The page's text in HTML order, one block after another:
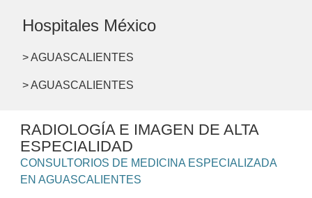
Hospitales México
> AGUASCALIENTES
> AGUASCALIENTES
RADIOLOGÍA E IMAGEN DE ALTA
ESPECIALIDAD
CONSULTORIOS DE MEDICINA ESPECIALIZADA
EN AGUASCALIENTES